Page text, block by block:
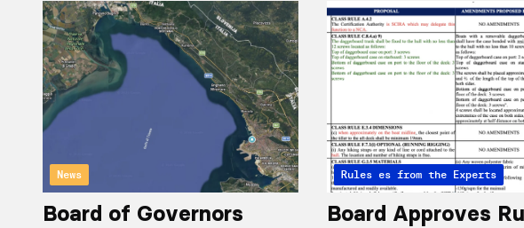
News
Board of Governors
Articles from the Experts
Rules
Board Approves